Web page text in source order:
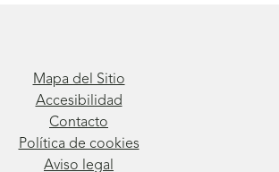
Mapa del Sitio
Accesibilidad
Contacto
Política de cookies
Aviso legal